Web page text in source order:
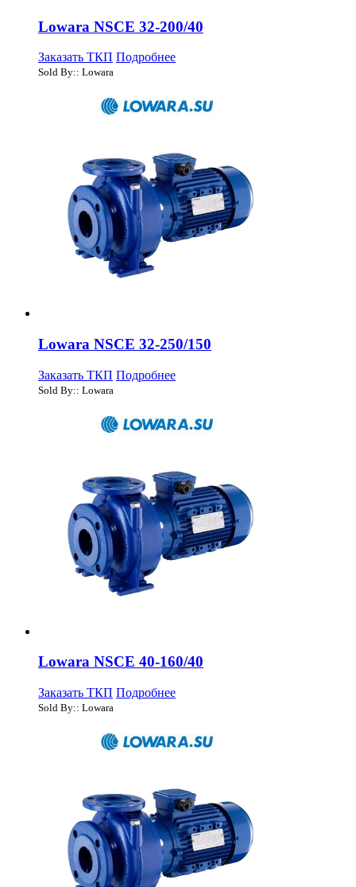
Lowara NSCE 32-200/40
Заказать ТКП Подробнее
Sold By:: Lowara
Lowara NSCE 32-250/150
Заказать ТКП Подробнее
Sold By:: Lowara
Lowara NSCE 40-160/40
Заказать ТКП Подробнее
Sold By:: Lowara